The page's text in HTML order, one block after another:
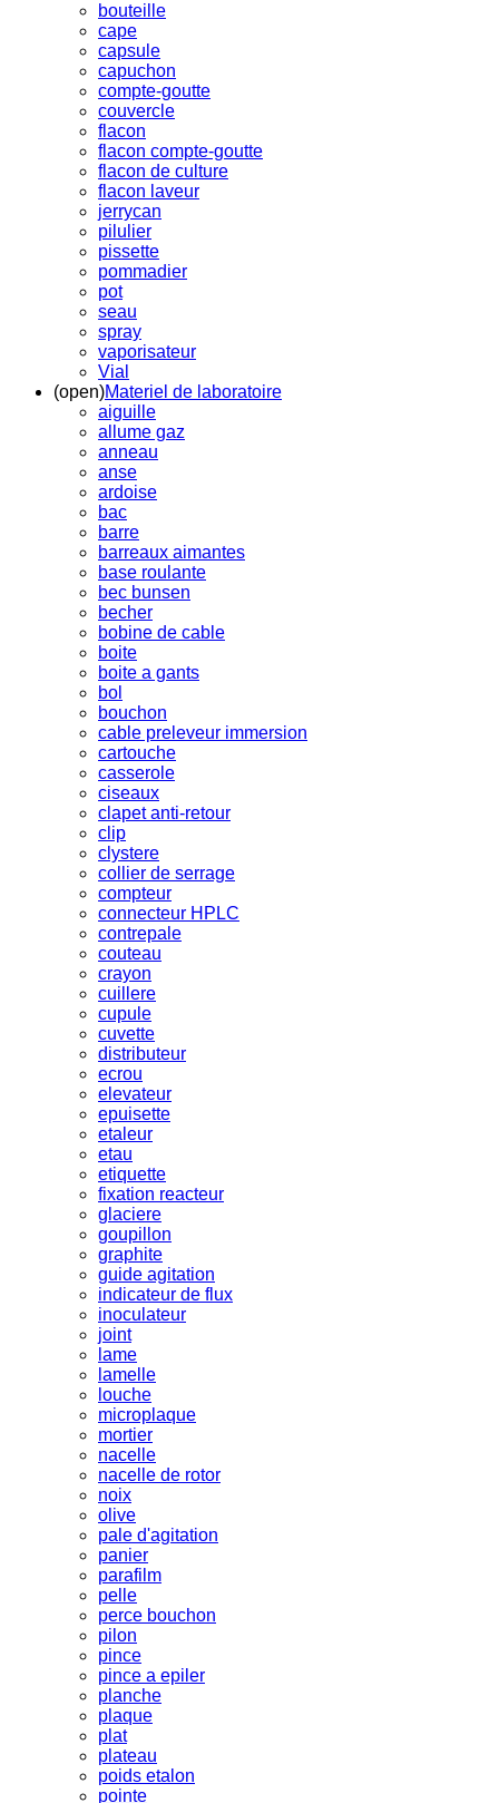
bouteille
cape
capsule
capuchon
compte-goutte
couvercle
flacon
flacon compte-goutte
flacon de culture
flacon laveur
jerrycan
pilulier
pissette
pommadier
pot
seau
spray
vaporisateur
Vial
(open)Materiel de laboratoire
aiguille
allume gaz
anneau
anse
ardoise
bac
barre
barreaux aimantes
base roulante
bec bunsen
becher
bobine de cable
boite
boite a gants
bol
bouchon
cable preleveur immersion
cartouche
casserole
ciseaux
clapet anti-retour
clip
clystere
collier de serrage
compteur
connecteur HPLC
contrepale
couteau
crayon
cuillere
cupule
cuvette
distributeur
ecrou
elevateur
epuisette
etaleur
etau
etiquette
fixation reacteur
glaciere
goupillon
graphite
guide agitation
indicateur de flux
inoculateur
joint
lame
lamelle
louche
microplaque
mortier
nacelle
nacelle de rotor
noix
olive
pale d'agitation
panier
parafilm
pelle
perce bouchon
pilon
pince
pince a epiler
planche
plaque
plat
plateau
poids etalon
pointe